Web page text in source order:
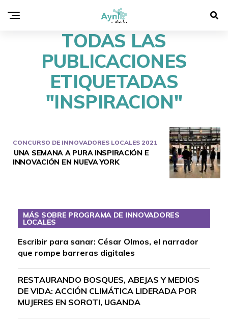
TODAS LAS
PUBLICACIONES
ETIQUETADAS
"INSPIRACION"
CONCURSO DE INNOVADORES LOCALES 2021
UNA SEMANA A PURA INSPIRACIÓN E
INNOVACIÓN EN NUEVA YORK
MÁS SOBRE PROGRAMA DE INNOVADORES
LOCALES
Escribir para sanar: César Olmos, el narrador
que rompe barreras digitales
RESTAURANDO BOSQUES, ABEJAS Y MEDIOS
DE VIDA: ACCIÓN CLIMÁTICA LIDERADA POR
MUJERES EN SOROTI, UGANDA